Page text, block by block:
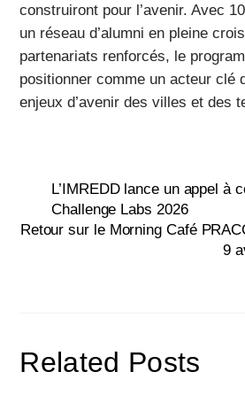
construiront pour l’avenir. Avec
un réseau d’alumni en pleine
partenariats renforcés, le
positionner comme un acteur clé
enjeux d’avenir des villes et des
L’IMREDD lance un appel à
Challenge Labs 2026
Retour sur le Morning Café
9
Related Posts